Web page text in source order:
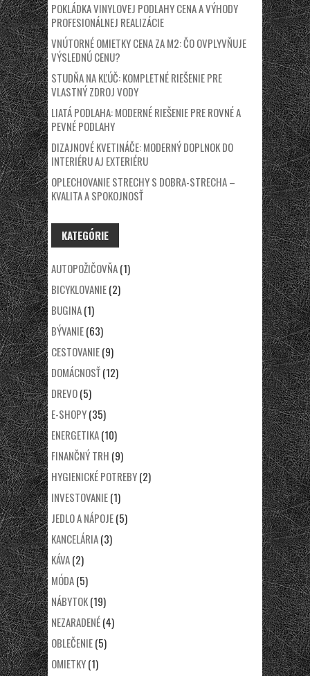
POKLÁDKA VINYLOVEJ PODLAHY CENA A VÝHODY
PROFESIONÁLNEJ REALIZÁCIE
VNÚTORNÉ OMIETKY CENA ZA M2: ČO OVPLYVŇUJE
VÝSLEDNÚ CENU?
STUDŇA NA KĽÚČ: KOMPLETNÉ RIEŠENIE PRE
VLASTNÝ ZDROJ VODY
LIATÁ PODLAHA: MODERNÉ RIEŠENIE PRE ROVNÉ A
PEVNÉ PODLAHY
DIZAJNOVÉ KVETINÁČE: MODERNÝ DOPLNOK DO
INTERIÉRU AJ EXTERIÉRU
OPLECHOVANIE STRECHY S DOBRA-STRECHA –
KVALITA A SPOKOJNOSŤ
KATEGÓRIE
AUTOPOŽIČOVŇA(1)
BICYKLOVANIE(2)
BUGINA(1)
BÝVANIE(63)
CESTOVANIE(9)
DOMÁCNOSŤ(12)
DREVO(5)
E-SHOPY(35)
ENERGETIKA(10)
FINANČNÝ TRH (9)
HYGIENICKÉ POTREBY(2)
INVESTOVANIE(1)
JEDLO A NÁPOJE(5)
KANCELÁRIA(3)
KÁVA(2)
MÓDA(5)
NÁBYTOK(19)
NEZARADENÉ(4)
OBLEČENIE(5)
OMIETKY(1)